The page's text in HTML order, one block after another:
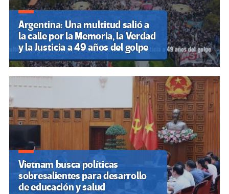
Argentina: Una multitud salió a
la calle por la Memoria, la Verdad
y la Justicia a 49 años del golpe
Vietnam busca políticas
sobresalientes para desarrollo
de educación y salud